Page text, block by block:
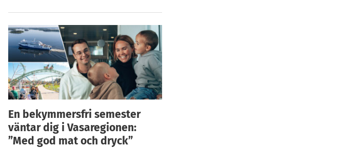
En bekymmersfri semester
väntar dig i Vasaregionen:
”Med god mat och dryck”